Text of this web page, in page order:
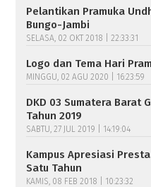
Pelantikan Pramuka
Bungo-Jambi
SELASA, 02 OKT 2018 | 22:33:31
Logo dan Tema Hari
MINGGU, 02 AGU 2020 | 16:23:59
DKD 03 Sumatera Barat
Tahun 2019
SABTU, 27 JUL 2019 | 14:19:04
Kampus Apresiasi
Satu Tahun
KAMIS, 08 FEB 2018 | 10:23:32